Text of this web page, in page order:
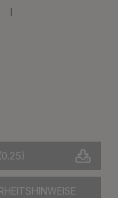
(0.25)
I